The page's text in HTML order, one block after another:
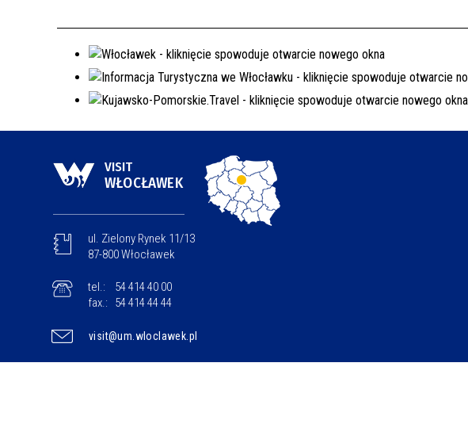
VISIT
WŁOCŁAWEK
ul. Zielony Rynek 11/13
87-800 Włocławek
tel.:
54 414 40 00
fax.:
54 414 44 44
visit@um.wloclawek.pl